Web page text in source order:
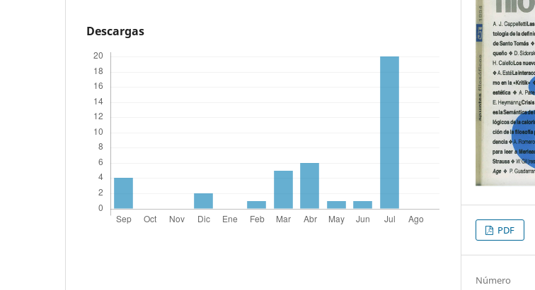
Descargas
PDF
Número